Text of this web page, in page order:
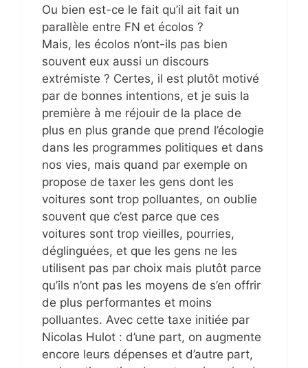
Ou bien est-ce le fait qu’il ait fait un
parallèle entre FN et écolos ?
Mais, les écolos n’ont-ils pas bien
souvent eux aussi un discours
extrémiste ? Certes, il est plutôt motivé
par de bonnes intentions, et je suis la
première à me réjouir de la place de
plus en plus grande que prend l’écologie
dans les programmes politiques et dans
nos vies, mais quand par exemple on
propose de taxer les gens dont les
voitures sont trop polluantes, on oublie
souvent que c’est parce que ces
voitures sont trop vieilles, pourries,
déglinguées, et que les gens ne les
utilisent pas par choix mais plutôt parce
qu’ils n’ont pas les moyens de s’en offrir
de plus performantes et moins
polluantes. Avec cette taxe initiée par
Nicolas Hulot : d’une part, on augmente
encore leurs dépenses et d’autre part,